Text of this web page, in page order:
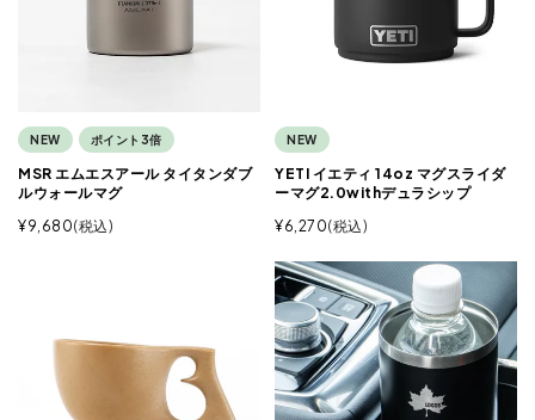
NEW ポイント3倍
MSR エムエスアール タイタンダブ
ルウォールマグ
¥9,680 税込
NEW
YETI イエティ 14oz マグスライダ
ーマグ2.0withデュラシップ
¥6,270 税込